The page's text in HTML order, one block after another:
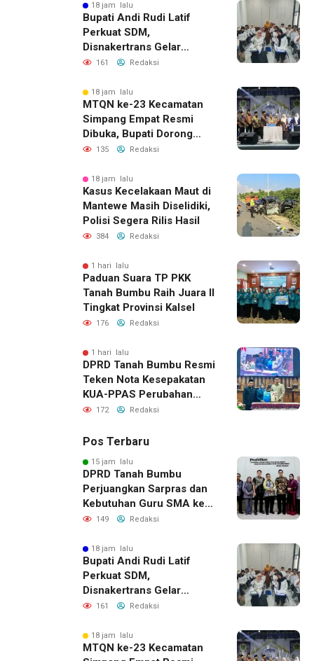
18 jam lalu
Bupati Andi Rudi Latif
Perkuat SDM,
Disnakertrans Gelar
Pelatihan Desain Grafis
161 Redaksi
18 jam lalu
MTQN ke-23 Kecamatan
Simpang Empat Resmi
Dibuka, Bupati Dorong
Lahirnya Generasi Qur’ani
135 Redaksi
18 jam lalu
Kasus Kecelakaan Maut di
Mantewe Masih Diselidiki,
Polisi Segera Rilis Hasil
384 Redaksi
1 hari lalu
Paduan Suara TP PKK
Tanah Bumbu Raih Juara II
Tingkat Provinsi Kalsel
176 Redaksi
1 hari lalu
DPRD Tanah Bumbu Resmi
Teken Nota Kesepakatan
KUA-PPAS Perubahan
APBD 2026
172 Redaksi
Pos Terbaru
15 jam lalu
DPRD Tanah Bumbu
Perjuangkan Sarpras dan
Kebutuhan Guru SMA ke
Pemprov Kalsel
149 Redaksi
18 jam lalu
Bupati Andi Rudi Latif
Perkuat SDM,
Disnakertrans Gelar
Pelatihan Desain Grafis
161 Redaksi
18 jam lalu
MTQN ke-23 Kecamatan